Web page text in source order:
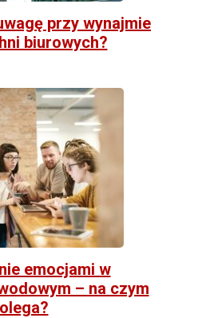
przy wynajmie
biurowych?
emocjami w
– na czym